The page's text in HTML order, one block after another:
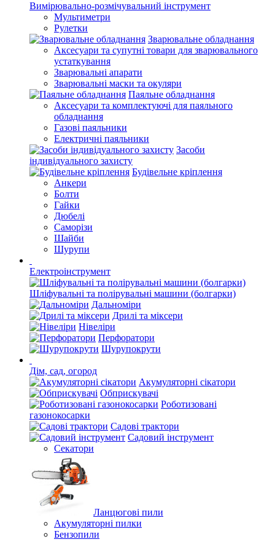
Вимірювально-розмічувальний інструмент
Мультиметри
Рулетки
Зварювальне обладнання
Аксесуари та супутні товари для зварювального
устаткування
Зварювальні апарати
Зварювальні маски та окуляри
Паяльне обладнання
Аксесуари та комплектуючі для паяльного
обладнання
Газові паяльники
Електричні паяльники
Засоби
індивідуального захисту
Будівельне кріплення
Анкери
Болти
Гайки
Дюбелі
Саморізи
Шайби
Шурупи
Електроінструмент
Шліфувальні та полірувальні машини (болгарки)
Дальноміри
Дрилі та міксери
Нівеліри
Перфоратори
Шурупокрути
Дім, сад, огород
Акумуляторні сікатори
Обприскувачі
Роботизовані
газонокосарки
Садові трактори
Садовий інструмент
Секатори
Ланцюгові пили
Акумуляторні пилки
Бензопили